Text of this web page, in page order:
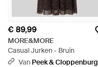
€ 89,99
MORE&MORE
Casual Jurken - Bruin
Van Peek & Cloppenburg